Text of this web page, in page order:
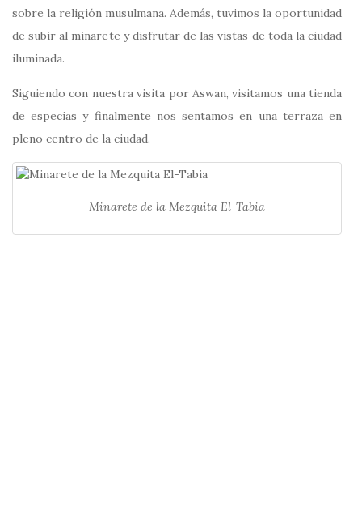
sobre la religión musulmana. Además, tuvimos la oportunidad
de subir al minarete y disfrutar de las vistas de toda la ciudad
iluminada.
Siguiendo con nuestra visita por Aswan, visitamos una tienda
de especias y finalmente nos sentamos en una terraza en
pleno centro de la ciudad.
Minarete de la Mezquita El-Tabia